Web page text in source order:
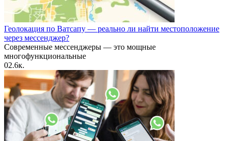
Геолокация по Ватсапу — реально ли найти местоположение
через мессенджер?
Современные мессенджеры — это мощные
многофункциональные
02.6к.